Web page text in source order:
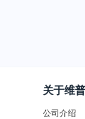
关于维普
公司介绍